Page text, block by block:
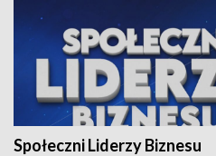
Społeczni Liderzy Biznesu